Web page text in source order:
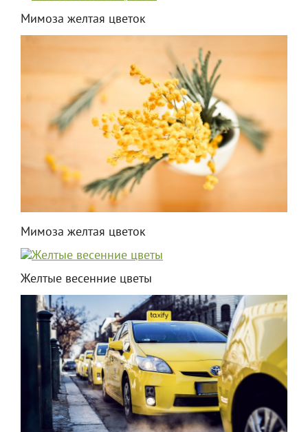
Мимоза желтая цветок
Мимоза желтая цветок
Желтые весенние цветы